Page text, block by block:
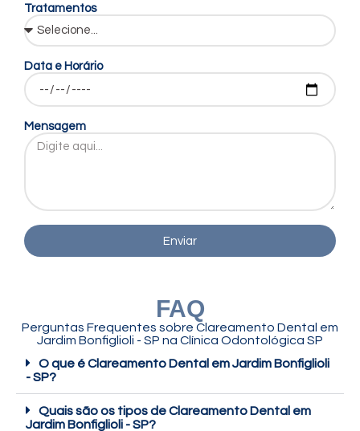
Tratamentos
Data e Horário
Mensagem
Enviar
FAQ
Perguntas Frequentes sobre Clareamento Dental em
Jardim Bonfiglioli - SP na Clínica Odontológica SP
O que é Clareamento Dental em Jardim Bonfiglioli
- SP?
Quais são os tipos de Clareamento Dental em
Jardim Bonfiglioli - SP?